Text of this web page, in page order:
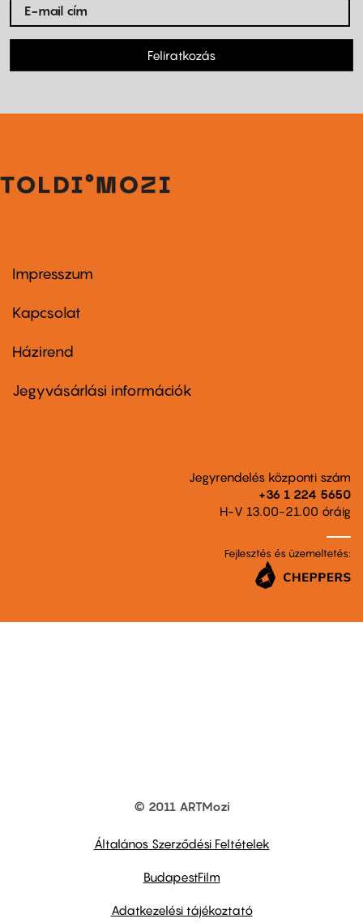
Feliratkozás
Footer
first
Impresszum
Kapcsolat
Footer
second
Házirend
Jegyvásárlási információk
Jegyrendelés központi szám
+36 1 224 5650
H-V 13.00-21.00 óráig
Fejlesztés és üzemeltetés:
© 2011 ARTMozi
Általános Szerződési Feltételek
BudapestFilm
Adatkezelési tájékoztató